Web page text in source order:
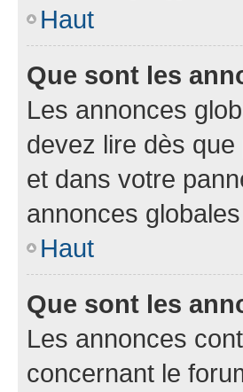
Haut
Que sont les
Les annonces
devez lire dès
et dans votre
annonces
Haut
Que sont les
Les annonces
concernant le